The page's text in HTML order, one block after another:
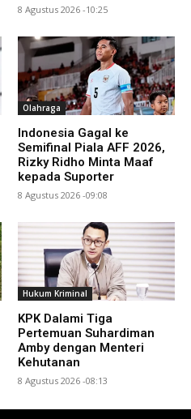
8 Agustus 2026 -10:25
Olahraga
Indonesia Gagal ke
Semifinal Piala AFF 2026,
Rizky Ridho Minta Maaf
kepada Suporter
8 Agustus 2026 -09:08
Hukum Kriminal
KPK Dalami Tiga
Pertemuan Suhardiman
Amby dengan Menteri
Kehutanan
8 Agustus 2026 -08:13